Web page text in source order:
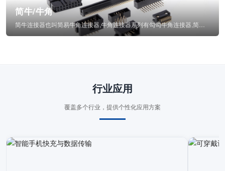
简牛/牛角
行业应用
覆盖多个行业，提供个性化应用方案